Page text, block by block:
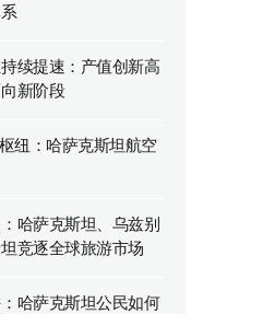
续提速：产值创新高
新阶段
纽：哈萨克斯坦航空
哈萨克斯坦、乌兹别
竞逐全球旅游市场
哈萨克斯坦公民如何